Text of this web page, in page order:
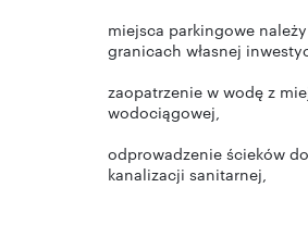
miejsca parkingowe
granicach własnej
zaopatrzenie w wodę z
wodociągowej,
odprowadzenie ścieków
kanalizacji sanitarnej,